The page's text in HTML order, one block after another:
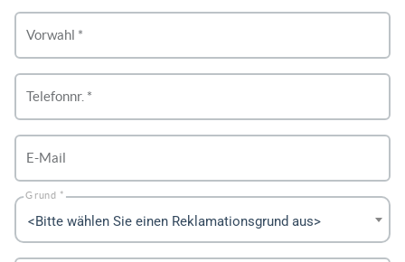
Vorwahl *
Telefonnr. *
E-Mail
<Bitte wählen Sie einen Reklamationsgrund aus>
Grund *